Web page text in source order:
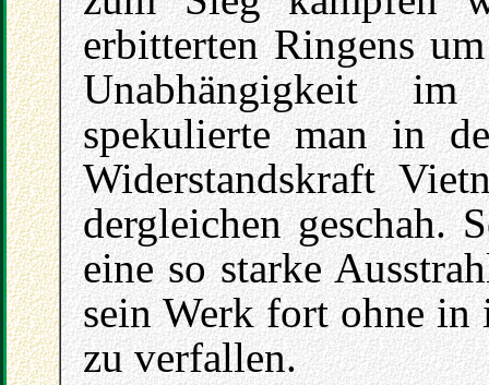
erbitterten Ringens
Unabhängigkeit
spekulierte man in
Widerstandskraft
dergleichen geschah.
eine so starke
sein Werk fort ohne in
zu verfallen.